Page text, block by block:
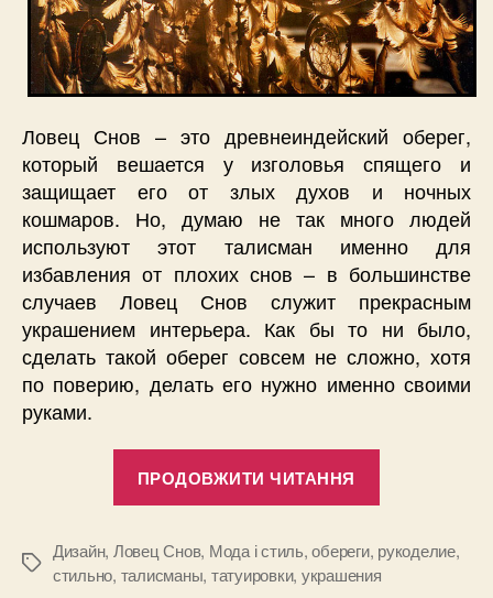
Ловец Снов – это древнеиндейский оберег,
который вешается у изголовья спящего и
защищает его от злых духов и ночных
кошмаров. Но, думаю не так много людей
используют этот талисман именно для
избавления от плохих снов – в большинстве
случаев Ловец Снов служит прекрасным
украшением интерьера. Как бы то ни было,
сделать такой оберег совсем не сложно, хотя
по поверию, делать его нужно именно своими
руками.
ПРОДОВЖИТИ ЧИТАННЯ
и
украшение”
Позначки
Дизайн, Ловец Снов, Мода і стиль,обереги, рукоделие,
стильно, талисманы, татуировки, украшения